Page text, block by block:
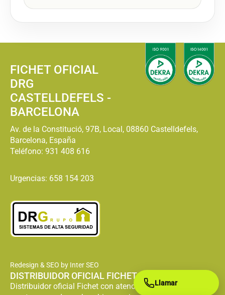
FICHET OFICIAL
DRG
CASTELLDEFELS -
BARCELONA
Av. de la Constitució, 97B, Local, 08860 Castelldefels,
Barcelona, España
Teléfono: 931 408 616
Urgencias: 658 154 203
Redesign & SEO by Inter SEO
DISTRIBUIDOR OFICIAL FICHET
Distribuidor oficial Fichet con atención especializada en
Llamar